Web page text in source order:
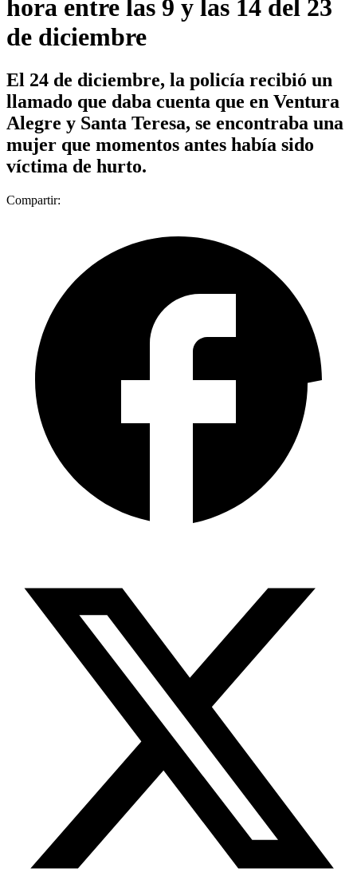
hora entre las 9 y las 14 del 23
de diciembre
El 24 de diciembre, la policía recibió un
llamado que daba cuenta que en Ventura
Alegre y Santa Teresa, se encontraba una
mujer que momentos antes había sido
víctima de hurto.
Compartir: